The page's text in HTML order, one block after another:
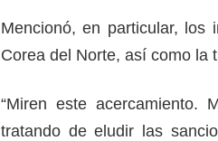
Mencionó, en particular, los
Corea del Norte, así como la
“Miren este acercamiento.
tratando de eludir las